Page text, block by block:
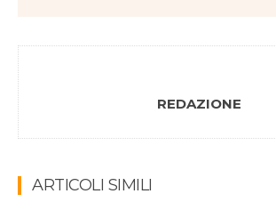
REDAZIONE
ARTICOLI SIMILI